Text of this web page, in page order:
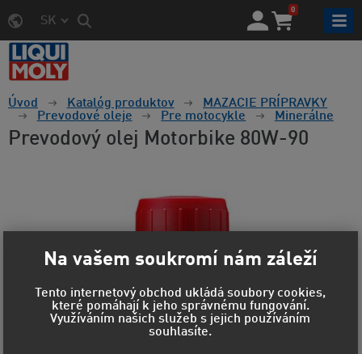
SK
0
Úvod Katalóg produktov
MAZACIE PRÍPRAVKY
Prevodové oleje
Pre motocykle Minerálne
Prevodový olej Motorbike 80W-90
Na vašem soukromí nám záleží
Tento internetový obchod ukládá soubory cookies,
které pomáhají k jeho správnému fungování.
Využíváním našich služeb s jejich používáním
souhlasíte.